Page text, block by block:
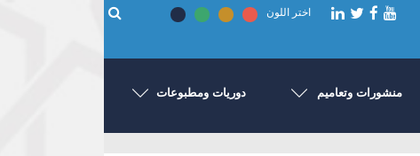
اختر اللون
منشورات وتعاميم دوريات ومطبوعات